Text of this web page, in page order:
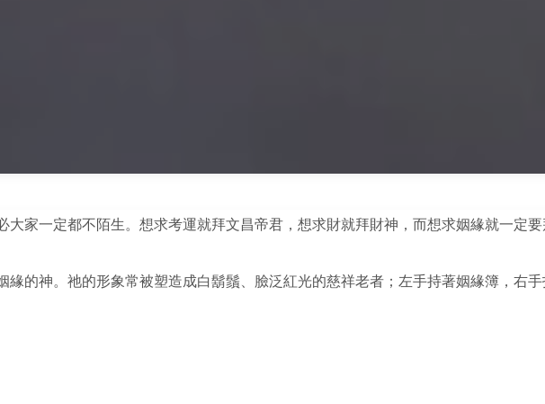
家一定都不陌生。想求考運就拜文昌帝君，想求財就拜財神，而想求姻緣就一定要
緣的神。祂的形象常被塑造成白鬍鬚、臉泛紅光的慈祥老者；左手持著姻緣簿，右手